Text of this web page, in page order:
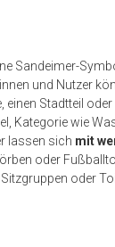
Sandeimer-
und Nutzer
einen Stadtteil
Kategorie wie
lassen sich mit
oder
oder